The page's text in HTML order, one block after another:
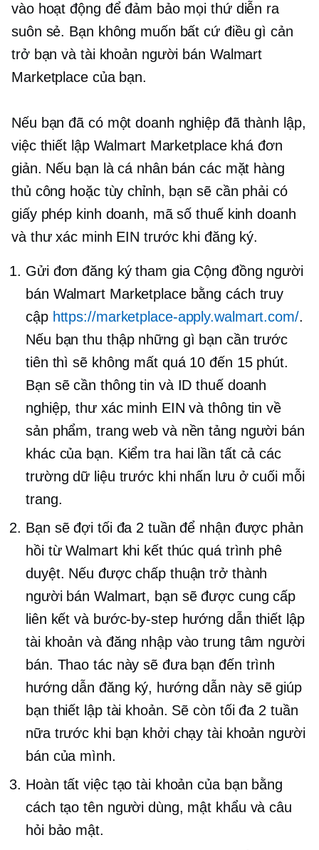
vào hoạt động để đảm bảo mọi thứ diễn ra
suôn sẻ. Bạn không muốn bất cứ điều gì cản
trở bạn và tài khoản người bán Walmart
Marketplace của bạn.
Nếu bạn đã có một doanh nghiệp đã thành lập,
việc thiết lập Walmart Marketplace khá đơn
giản. Nếu bạn là cá nhân bán các mặt hàng
thủ công hoặc tùy chỉnh, bạn sẽ cần phải có
giấy phép kinh doanh, mã số thuế kinh doanh
và thư xác minh EIN trước khi đăng ký.
Gửi đơn đăng ký tham gia Cộng đồng người
bán Walmart Marketplace bằng cách truy
cập https://marketplace-apply.walmart.com/.
Nếu bạn thu thập những gì bạn cần trước
tiên thì sẽ không mất quá 10 đến 15 phút.
Bạn sẽ cần thông tin và ID thuế doanh
nghiệp, thư xác minh EIN và thông tin về
sản phẩm, trang web và nền tảng người bán
khác của bạn. Kiểm tra hai lần tất cả các
trường dữ liệu trước khi nhấn lưu ở cuối mỗi
trang.
Bạn sẽ đợi tối đa 2 tuần để nhận được phản
hồi từ Walmart khi kết thúc quá trình phê
duyệt. Nếu được chấp thuận trở thành
người bán Walmart, bạn sẽ được cung cấp
liên kết và bước-by-stephướng dẫn thiết lập
tài khoản và đăng nhập vào trung tâm người
bán. Thao tác này sẽ đưa bạn đến trình
hướng dẫn đăng ký, hướng dẫn này sẽ giúp
bạn thiết lập tài khoản. Sẽ còn tối đa 2 tuần
nữa trước khi bạn khởi chạy tài khoản người
bán của mình.
Hoàn tất việc tạo tài khoản của bạn bằng
cách tạo tên người dùng, mật khẩu và câu
hỏi bảo mật.